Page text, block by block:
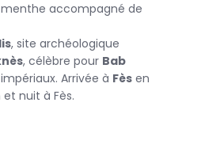
Que vous soyez
d’artisanat ou voyageur en
aventure vous promet des
votrevoyage Maroc circuit
laissez-vous guider à travers
accompagné de
, site archéologique
, célèbre pour Bab
Arrivée à Fès en
nuit à Fès.